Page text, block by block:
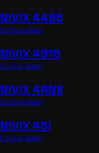
NIVIX 4495
Czytaj dalej
NIVIX 4915
Czytaj dalej
NIVIX 4RNB
Czytaj dalej
NIVIX 4SI
Czytaj dalej